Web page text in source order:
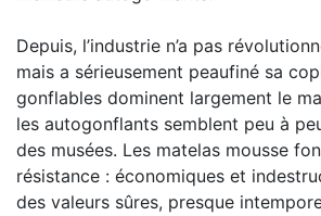
Depuis, l’industrie n’a pas
mais a sérieusement peaufiné sa
gonflables dominent largement le
les autogonflants semblent peu à
des musées. Les matelas mousse
résistance : économiques et
des valeurs sûres, presque